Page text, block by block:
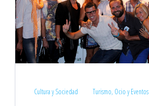
Cultura y Sociedad Turismo, Ocio y Eventos